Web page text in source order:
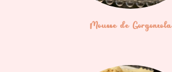
Mousse de Gorgonzola